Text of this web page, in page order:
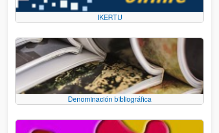
IKERTU
Denominación bibliográfica